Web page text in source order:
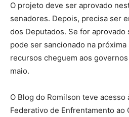
O projeto deve ser aprovado
senadores. Depois, precisa ser
dos Deputados. Se for aprovado
pode ser sancionado na próxima
recursos cheguem aos
maio.
O Blog do Romilson teve acesso
Federativo de Enfrentamento ao